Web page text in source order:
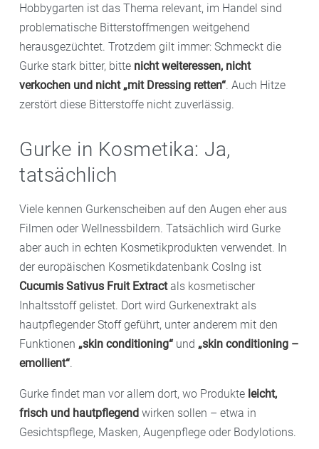
Hobbygarten ist das Thema relevant, im Handel sind
problematische Bitterstoffmengen weitgehend
herausgezüchtet. Trotzdem gilt immer: Schmeckt die
Gurke stark bitter, bitte nicht weiteressen, nicht
verkochen und nicht „mit Dressing retten“. Auch Hitze
zerstört diese Bitterstoffe nicht zuverlässig.
Gurke in Kosmetika: Ja,
tatsächlich
Viele kennen Gurkenscheiben auf den Augen eher aus
Filmen oder Wellnessbildern. Tatsächlich wird Gurke
aber auch in echten Kosmetikprodukten verwendet. In
der europäischen Kosmetikdatenbank CosIng ist
Cucumis Sativus Fruit Extractals kosmetischer
Inhaltsstoff gelistet. Dort wird Gurkenextrakt als
hautpflegender Stoff geführt, unter anderem mit den
Funktionen „skin conditioning“ und „skin conditioning –
emollient“.
Gurke findet man vor allem dort, wo Produkte leicht,
frisch und hautpflegend wirken sollen – etwa in
Gesichtspflege, Masken, Augenpflege oder Bodylotions.